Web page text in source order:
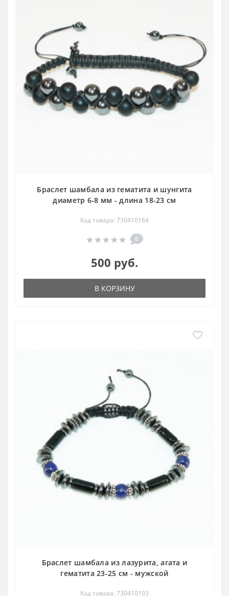
Браслет шамбала из гематита и шунгита
диаметр 6-8 мм - длина 18-23 см
Код товара: 730410164
0
500 руб.
В КОРЗИНУ
Браслет шамбала из лазурита, агата и
гематита 23-25 см - мужской
Код товара: 730410193